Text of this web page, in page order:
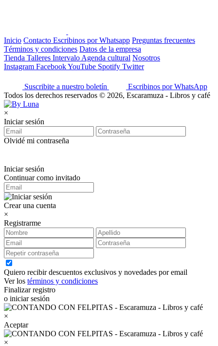
Inicio Contacto Escribinos por Whatsapp Preguntas frecuentes
Términos y condiciones Datos de la empresa
Tienda Talleres Intervalo Agenda cultural Nosotros
Instagram FacebookYouTube Spotify Twitter
Suscribite a nuestro boletín
Escribinos por WhatsApp
Todos los derechos reservados © 2026, Escaramuza - Libros y café
×
Iniciar sesión
Olvidé mi contraseña
Iniciar sesión
Continuar como invitado
Crear una cuenta
×
Registrarme
Quiero recibir descuentos exclusivos y novedades por email
Ver los términos y condiciones
Finalizar registro
o iniciar sesión
×
Aceptar
×